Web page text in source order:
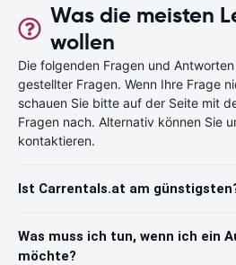
Was die meisten
wollen
Die folgenden Fragen und
gestellter Fragen. Wenn Ihre Frage
schauen Sie bitte auf der Seite mit
Fragen nach. Alternativ können Sie
kontaktieren.
Ist Carrentals.at am
Was muss ich tun, wenn ich ein
möchte?